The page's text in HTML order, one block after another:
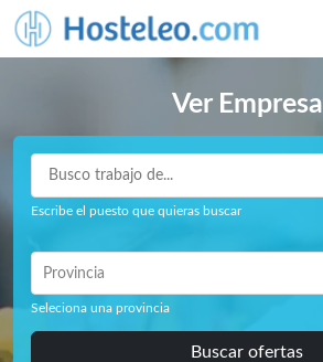
Ver Empresa
Escribe el puesto que quieras buscar
Provincia
Seleciona una provincia
Buscar ofertas